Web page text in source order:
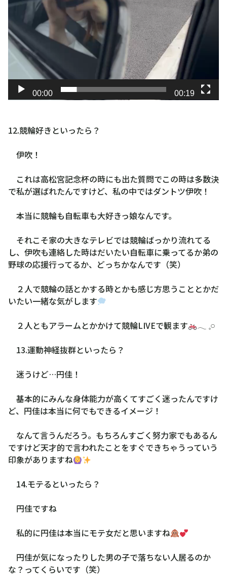
00:00 00:19
12.競輪好きといったら？
伊吹！
これは高松宮記念杯の時にも出た質問でこの時は多数決
で私が選ばれたんですけど、私の中ではダントツ伊吹！
本当に競輪も自転車も大好きっ娘なんです。
それこそ家の大きなテレビでは競輪ばっかり流れてる
し、伊吹も連絡した時はだいたい自転車に乗ってるか弟の
野球の応援行ってるか、どっちかなんです（笑）
２人で競輪の話とかする時とかも感じ方思うこととかだ
いたい一緒な気がします
２人ともアラームとかかけて競輪LIVEで観ます
‪𓂃 𓈒𓏸
13.運動神経抜群といったら？
迷うけど…円佳！
基本的にみんな身体能力が高くてすごく迷ったんですけ
ど、円佳は本当に何でもできるイメージ！
なんて言うんだろう。もちろんすごく努力家でもあるん
ですけど天才的で言われたことをすぐできちゃうっていう
印象がありますね
14.モテるといったら？
円佳ですね
私的に円佳は本当にモテ女だと思いますね
円佳が気になったりした男の子で落ちない人居るのか
な？ってくらいです（笑）